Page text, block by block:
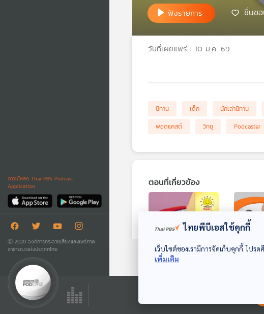
ดาวน์โหลด Thai PBS Podcast
Application
Ⓒ 2020 องค์การกระจายเสียงและแพร่ภาพ
สาธารณะแห่งประเทศไทย
ฟังรายการ ชื่นช
วันที่เผยแพร่ : 10 ม.ค. 69
นิทาน เด็ก นักเล่านิทาน
พอดแคสต์
วิทยุ Podcaster
ตอนที่เกี่ยวข้อง
30 ล้าน
ไทยพีบีเอสใช้คุกกี้
เว็บไซต์ของเรามีการจัดเก็บคุกกี้ โป
เพิ่มเติม